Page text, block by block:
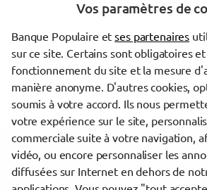
Document à caractère publicitaire et sans
dossier par l'organisme prêteur, votre Banque
Pour les crédits à la consommation,
légal de rétractation. Pour les crédits
dispose d'un délai de réflexion de dix jours
crédit. La vente est subordonnée à l'obtention
pas obtenu, le vendeur doit rembourser les
Trouver une agence Banque Populaire
Guadeloupe
Baie-Mahault
Vos paramètres de
Banque Populaire etses partenaires
sur ce site. Certains sont obligatoires
fonctionnement du site et la mesure
manière anonyme. D'autres cookies,
soumis à votre accord. Ils nous
votre expérience sur le site,
commerciale suite à votre navigation,
vidéo, ou encore personnaliser les
diffusées sur Internet en dehors de